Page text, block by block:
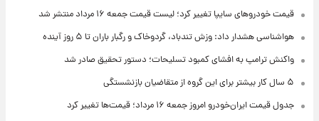
قیمت خودروهای سایپا تغییر کرد؛ لیست قیمت جمعه ۱۶ مرداد منتشر شد
هواشناسی هشدار داد: وزش تندباد، گردوخاک و رگبار باران تا ۵ روز آینده
واکنش ترامپ به افشای کمبود تسلیحات؛ دستور تحقیق صادر شد
۵ سال کار بیشتر برای این گروه از متقاضیان بازنشستگی
جدول قیمت ایران‌خودرو امروز جمعه ۱۶ مرداد؛ قیمت‌ها تغییر کرد